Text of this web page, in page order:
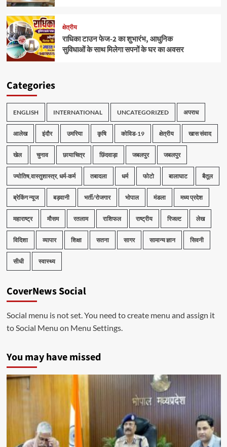
क्षेत्रीय
राधिका टाउन फेज-2 का शुभारंभ, आधुनिक
सुविधाओं के साथ मिलेगा सपनों के घर का अवसर
Categories
ENGLISH INTERNATIONAL UNCATEGORIZED अपराध
आलेख इंदौर उमरिया कृषि कोविड-19 क्षेत्रीय खास संवाद
खेल चुनाव छायाचित्र छिंदवाड़ा जबलपुर जबलपुर
ज्योतिष,वास्तुशास्त्र, धर्म-कर्म तबादला धर्म फोटो बालाघाट बैतूल
ब्रेकिंग न्यूज बड़वानी भर्ती/रोजगार भोपाल मंडला मध्य प्रदेश
महाराष्ट्र मौसम रतलाम राशिफल राष्ट्रीय रिजल्ट लेख
विदिशा व्यापार शिक्षा सतना सागर सामान्य ज्ञान सिवनी
सीधी स्वास्थ्य
CoverNews Social
Social menu is not set. You need to create menu and assign it
to Social Menu on Menu Settings.
You may have missed